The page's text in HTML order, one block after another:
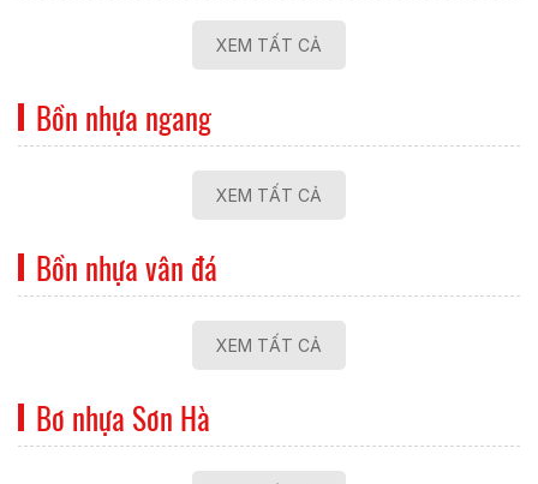
XEM TẤT CẢ
Bồn nhựa ngang
XEM TẤT CẢ
Bồn nhựa vân đá
XEM TẤT CẢ
Bơ nhựa Sơn Hà